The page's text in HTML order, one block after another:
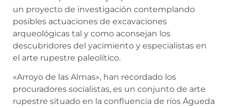
un proyecto de investigación contemplando
posibles actuaciones de excavaciones
arqueológicas tal y como aconsejan los
descubridores del yacimiento y especialistas en
el arte rupestre paleolítico.
«Arroyo de las Almas», han recordado los
procuradores socialistas, es un conjunto de arte
rupestre situado en la confluencia de ríos Águeda